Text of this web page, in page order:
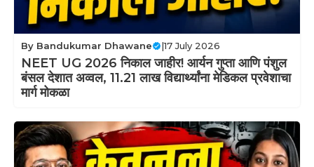
By Bandukumar Dhawane |17 July 2026
NEET UG 2026 निकाल जाहीर! आर्यन गुप्ता आणि पंशुल
बंसल देशात अव्वल, 11.21 लाख विद्यार्थ्यांना मेडिकल प्रवेशाचा
मार्ग मोकळा